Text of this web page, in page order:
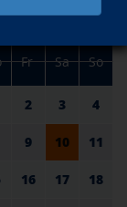
Fr Sa So
2 3 4
9 10 11
16 17 18